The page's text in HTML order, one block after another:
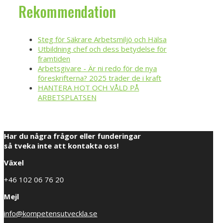
Rekommendation
Steg för Säkrare Arbetsmiljö och Hälsa
Utbildning chef och dess betydelse för
framtiden
Arbetsgivare - Är ni redo för de nya
föreskrifterna? 2025 träder de i kraft
HANTERA HOT OCH VÅLD PÅ
ARBETSPLATSEN
Har du några frågor eller funderingar
så tveka inte att kontakta oss!
Växel
+46 102 06 76 20
Mejl
info@kompetensutveckla.se